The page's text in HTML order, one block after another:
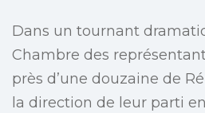
Dans un tournant
Chambre des
près d’une douzaine de
la direction de leur parti